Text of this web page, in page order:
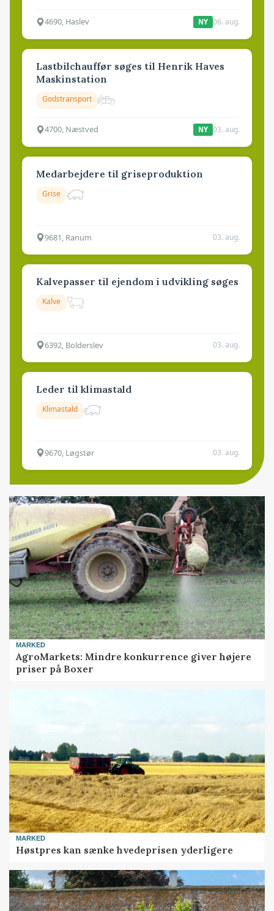
4690, Haslev NY 06. aug.
Lastbilchauffør søges til Henrik Haves
Maskinstation
Godstransport
4700, Næstved NY 03. aug.
Medarbejdere til griseproduktion
Grise
9681, Ranum 03. aug.
Kalvepasser til ejendom i udvikling søges
Kalve
6392, Bolderslev 03. aug.
Leder til klimastald
Klimastald
9670, Løgstør 03. aug.
MARKED
AgroMarkets: Mindre konkurrence giver højere
priser på Boxer
MARKED
Høstpres kan sænke hvedeprisen yderligere